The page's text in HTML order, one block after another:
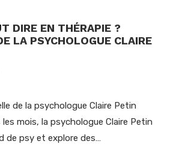
DIRE EN THÉRAPIE ?
LA PSYCHOLOGUE CLAIRE
de la psychologue Claire Petin
les mois, la psychologue Claire Petin
de psy et explore des…